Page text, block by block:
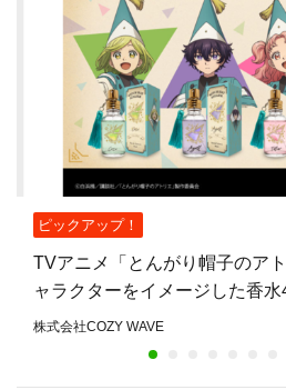
ピックアップ！
TVアニメ「とんがり帽子のア
ャラクターをイメージした香水
株式会社COZY WAVE